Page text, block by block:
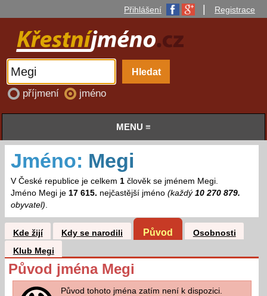
Přihlášení Registrace
příjmení jméno
MENU ≡
Jméno: Megi
V České republice je celkem 1člověk se jménem Megi.
Jméno Megi je 17 615. nejčastější jméno (každý 10 270 879.
obyvatel).
Kde žijí Kdy se narodili Původ
Osobnosti
Klub Megi
Původ jména Megi
Původ tohoto jména zatím není k dispozici.